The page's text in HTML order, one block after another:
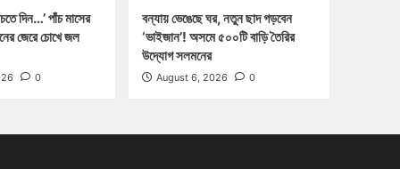
দিন…’ পাঁচ মাসের
জেরে চোখে জল
0
বন্যায় ভেঙেছে ঘর, নতুন ছাদ গড়বেন
‘ভাইজান’! অসমে ৫০০টি বাড়ি তৈরির
উদ্যোগ সলমনের
August 6, 2026 0